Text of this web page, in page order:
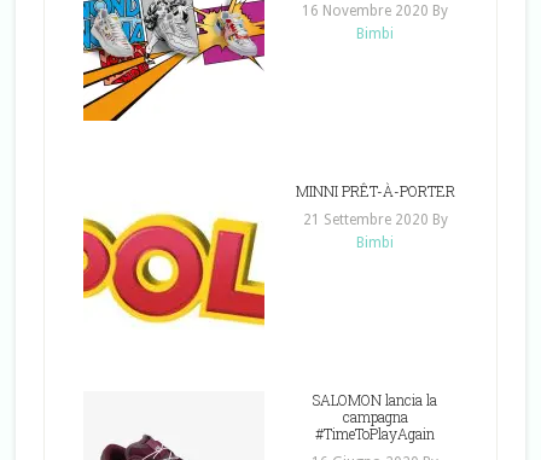
16 Novembre 2020 By
Bimbi
MINNI PRÊT-À-PORTER
21 Settembre 2020 By
Bimbi
SALOMON lancia la
campagna
#TimeToPlayAgain